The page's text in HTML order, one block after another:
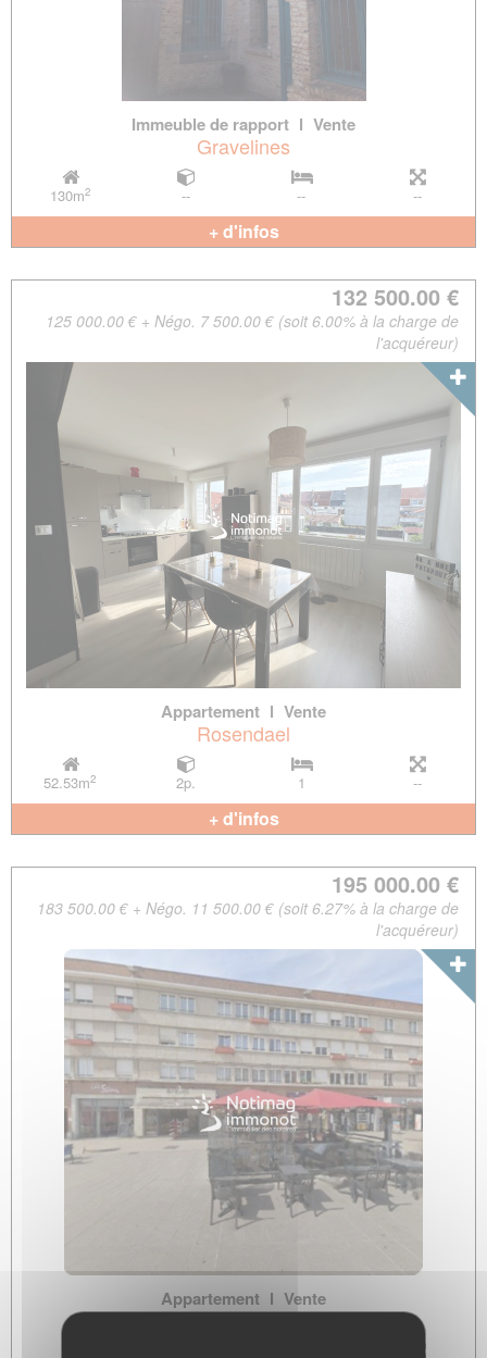
Immeuble de rapport l Vente
Gravelines
130m2 -- -- --
+ d'infos
132 500.00 €
125 000.00 € + Négo. 7 500.00 € (soit 6.00% à la charge de
l'acquéreur)
Appartement l Vente
Rosendael
52.53m2 2p. 1 --
+ d'infos
195 000.00 €
183 500.00 € + Négo. 11 500.00 € (soit 6.27% à la charge de
l'acquéreur)
Appartement l Vente
Dunkerque